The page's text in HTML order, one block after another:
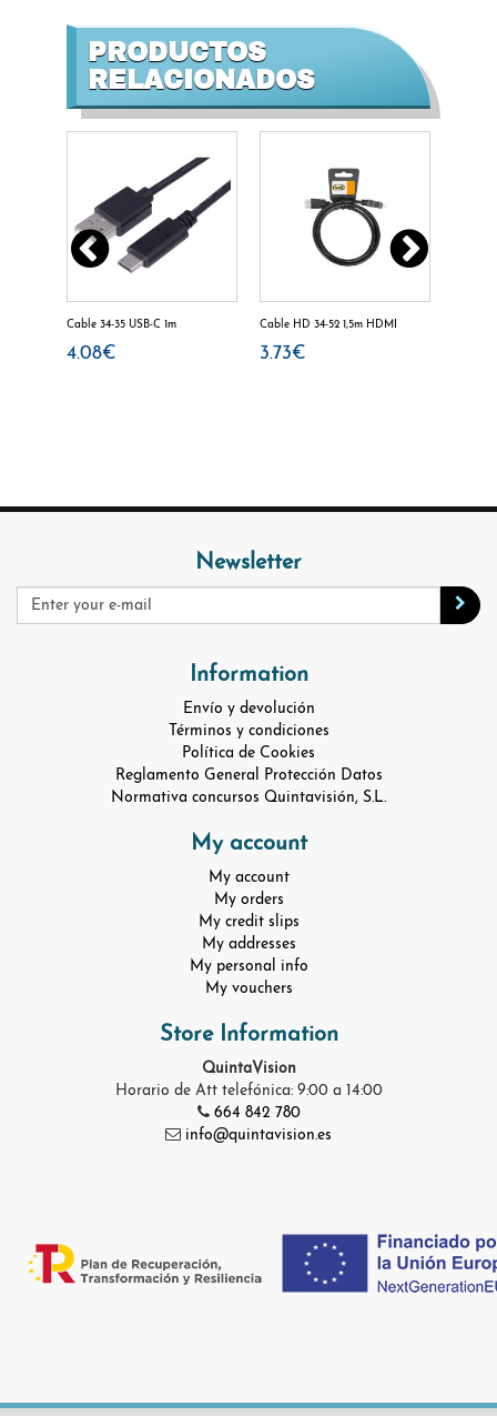
PRODUCTOS
RELACIONADOS
Cable 34-35 USB-C 1m
4.08€
Cable HD 34-52 1,5m HDMI
3.73€
Newsletter
Information
Envío y devolución
Términos y condiciones
Política de Cookies
Reglamento General Protección Datos
Normativa concursos Quintavisión, S.L.
My account
My account
My orders
My credit slips
My addresses
My personal info
My vouchers
Store Information
QuintaVision
Horario de Att telefónica: 9:00 a 14:00
664 842 780
info@quintavision.es